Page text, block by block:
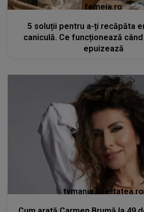
femeia.ro
5 soluții pentru a-ți recăpăta
caniculă. Ce funcționează
epuizează
tvmania.libertatea.ro